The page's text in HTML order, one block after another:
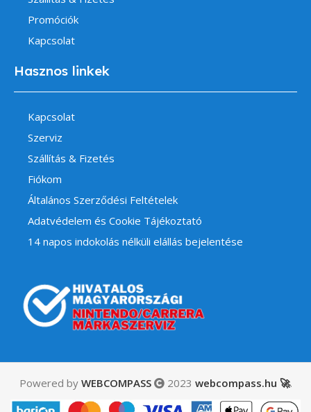
Promóciók
Kapcsolat
Hasznos linkek
Kapcsolat
Szerviz
Szállítás & Fizetés
Fiókom
Általános Szerződési Feltételek
Adatvédelem és Cookie Tájékoztató
14 napos indokolás nélküli elállás bejelentése
Powered by WEBCOMPASS 2023 webcompass.hu 🚀.